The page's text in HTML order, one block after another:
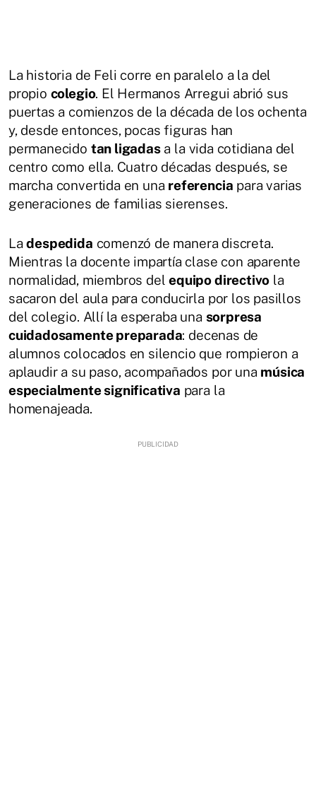
La historia de Feli corre en paralelo a la del
propio colegio. El Hermanos Arregui abrió sus
puertas a comienzos de la década de los ochenta
y, desde entonces, pocas figuras han
permanecido tan ligadasa la vida cotidiana del
centro como ella. Cuatro décadas después, se
marcha convertida en una referencia para varias
generaciones de familias sierenses.
Ladespedida comenzó de manera discreta.
Mientras la docente impartía clase con aparente
normalidad, miembros delequipo directivo la
sacaron del aula para conducirla por los pasillos
del colegio. Allí la esperaba una sorpresa
cuidadosamente preparada: decenas de
alumnos colocados en silencio que rompieron a
aplaudir a su paso, acompañados por una música
especialmente significativa para la
homenajeada.